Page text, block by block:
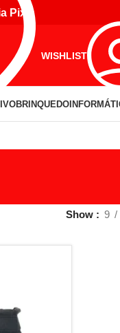
Pix
WISHLIST
BRINQUEDO
Show 9